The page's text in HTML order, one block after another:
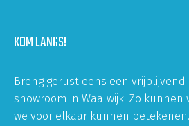
KOM LANGS!
Breng gerust eens een
showroom in Waalwijk. Zo kunnen
we voor elkaar kunnen betekenen.